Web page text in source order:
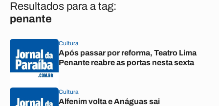
Resultados para a tag:
penante
Cultura
Após passar por reforma, Teatro Lima
Penante reabre as portas nesta sexta
Cultura
Alfenim volta e Anáguas sai